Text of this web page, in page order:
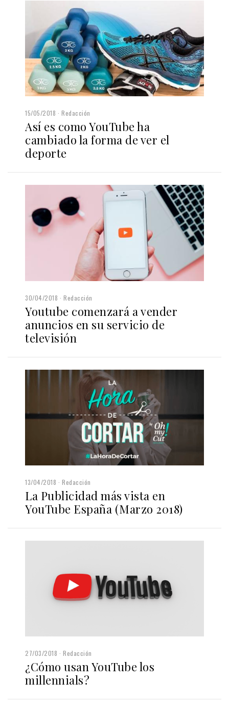
15/05/2018 Redacción
Así es como YouTube ha
cambiado la forma de ver el
deporte
30/04/2018 Redacción
Youtube comenzará a vender
anuncios en su servicio de
televisión
13/04/2018 Redacción
La Publicidad más vista en
YouTube España (Marzo 2018)
27/03/2018 Redacción
¿Cómo usan YouTube los
millennials?